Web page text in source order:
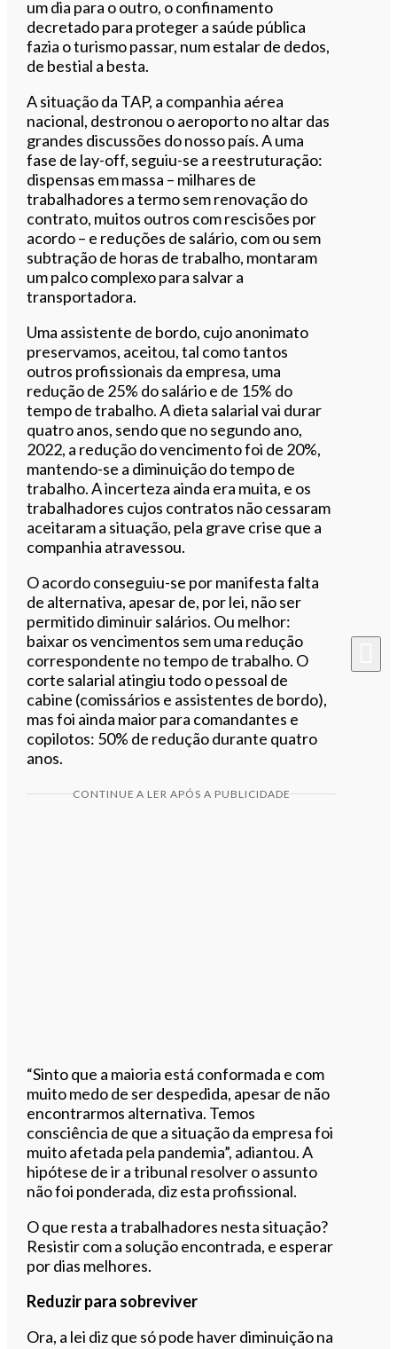
um dia para o outro, o confinamento
decretado para proteger a saúde pública
fazia o turismo passar, num estalar de dedos,
de bestial a besta.
A situação da TAP, a companhia aérea
nacional, destronou o aeroporto no altar das
grandes discussões do nosso país. A uma
fase de lay-off, seguiu-se a reestruturação:
dispensas em massa – milhares de
trabalhadores a termo sem renovação do
contrato, muitos outros com rescisões por
acordo – e reduções de salário, com ou sem
subtração de horas de trabalho, montaram
um palco complexo para salvar a
transportadora.
Uma assistente de bordo, cujo anonimato
preservamos, aceitou, tal como tantos
outros profissionais da empresa, uma
redução de 25% do salário e de 15% do
tempo de trabalho. A dieta salarial vai durar
quatro anos, sendo que no segundo ano,
2022, a redução do vencimento foi de 20%,
mantendo-se a diminuição do tempo de
trabalho. A incerteza ainda era muita, e os
trabalhadores cujos contratos não cessaram
aceitaram a situação, pela grave crise que a
companhia atravessou.
O acordo conseguiu-se por manifesta falta
de alternativa, apesar de, por lei, não ser
permitido diminuir salários. Ou melhor:
baixar os vencimentos sem uma redução
correspondente no tempo de trabalho. O
corte salarial atingiu todo o pessoal de
cabine (comissários e assistentes de bordo),
mas foi ainda maior para comandantes e
copilotos: 50% de redução durante quatro
anos.
CONTINUE A LER APÓS A PUBLICIDADE
“Sinto que a maioria está conformada e com
muito medo de ser despedida, apesar de não
encontrarmos alternativa. Temos
consciência de que a situação da empresa foi
muito afetada pela pandemia”, adiantou. A
hipótese de ir a tribunal resolver o assunto
não foi ponderada, diz esta profissional.
O que resta a trabalhadores nesta situação?
Resistir com a solução encontrada, e esperar
por dias melhores.
Reduzir para sobreviver
Ora, a lei diz que só pode haver diminuição na